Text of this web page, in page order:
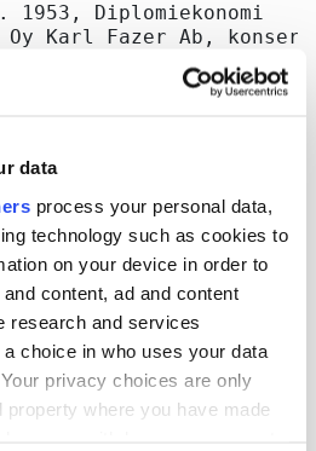
data
process your personal data,
technology such as cookies to
on your device in order to
content, ad and content
research and services
choice in who uses your data
privacy choices are only
property where you have made
Diplomiekonomi
Oy Karl Fazer Ab,
2002-2006;
Makeiset, toimitusjohtaja
ry (2011-),
) ja Onninen Oy (2001-).